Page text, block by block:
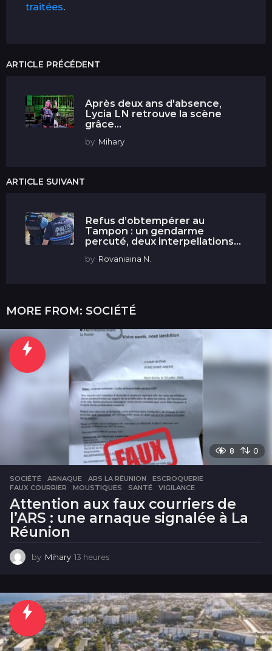
traitées.
ARTICLE PRÉCÉDENT
Après deux ans d'absence,
Lycia LN retrouve la scène
grâce...
by Mihary
ARTICLE SUIVANT
Refus d’obtempérer au
Tampon : un gendarme
percuté, deux interpellations...
by Rovaniaina N.
MORE FROM: SOCIÉTÉ
8 0
SOCIÉTÉ ARNAQUE ,ARS LA RÉUNION ,ESCROQUERIE
FAUX COURRIER
,MOUSTIQUES ,SANTÉ ,VIGILANCE
Attention aux faux courriers de
l’ARS : une arnaque signalée à La
Réunion
by Mihary 13 heures
e
u
r
e
s